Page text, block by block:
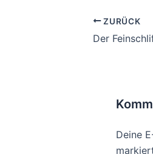
ZURÜCK
Der
Deine